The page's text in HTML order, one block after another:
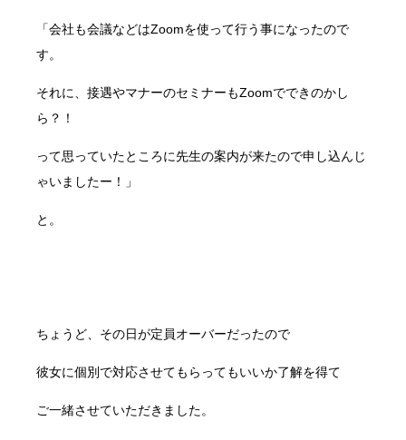
「会社も会議などはZoomを使って行う事になったので
す。
それに、接遇やマナーのセミナーもZoomでできのかし
ら？！
って思っていたところに先生の案内が来たので申し込んじ
ゃいましたー！」
と。
ちょうど、その日が定員オーバーだったので
彼女に個別で対応させてもらってもいいか了解を得て
ご一緒させていただきました。